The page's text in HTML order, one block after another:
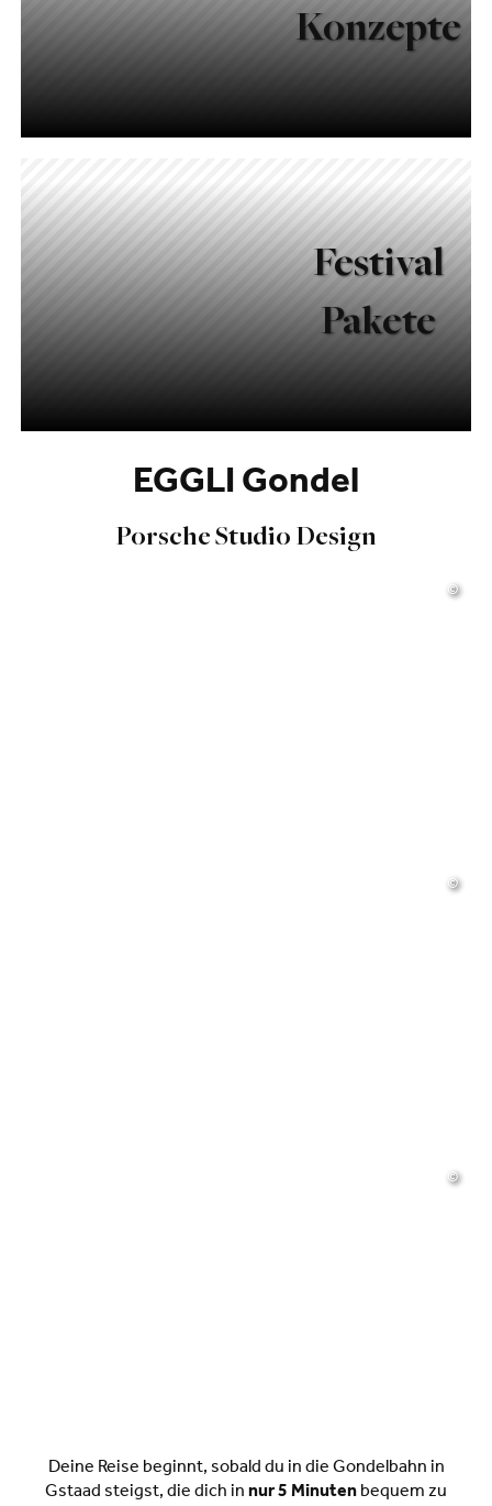
Konzepte
Festival
Pakete
EGGLI Gondel
Porsche Studio Design
©
©
©
Deine Reise beginnt, sobald du in die Gondelbahn in
Gstaad steigst, die dich in nur 5 Minuten bequem zu